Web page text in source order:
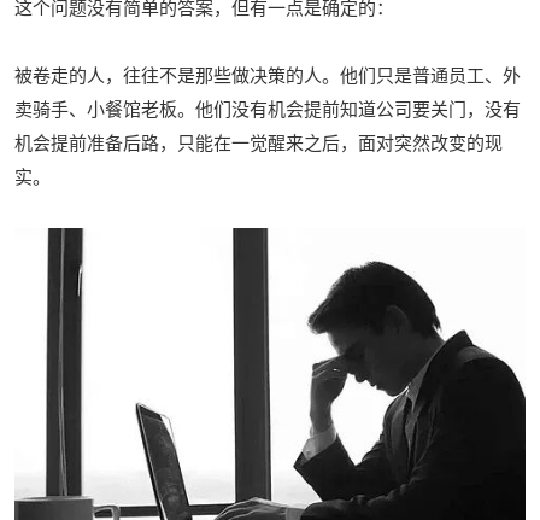
这个问题没有简单的答案，但有一点是确定的：
被卷走的人，往往不是那些做决策的人。他们只是普通员工、外
卖骑手、小餐馆老板。他们没有机会提前知道公司要关门，没有
机会提前准备后路，只能在一觉醒来之后，面对突然改变的现
实。